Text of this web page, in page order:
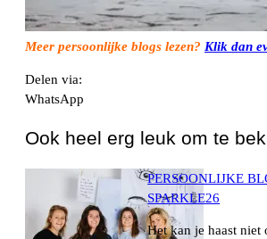
Meer persoonlijke blogs lezen? Klik dan
Delen via:
WhatsApp
Ook heel erg leuk om te
PERSOONLIJKE
SPARKLE26
Het kan je haast niet